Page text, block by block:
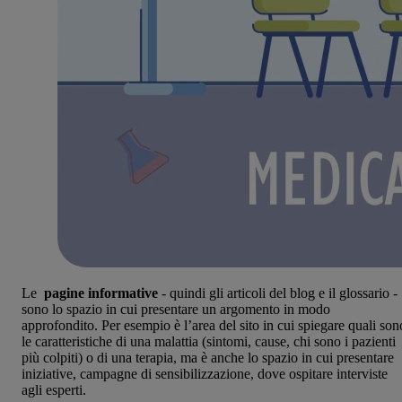
Le pagine informative - quindi gli articoli del blog e il glossario -
sono lo spazio in cui presentare un argomento in modo
approfondito. Per esempio è l’area del sito in cui spiegare quali
le caratteristiche di una malattia (sintomi, cause, chi sono i pazienti
più colpiti) o di una terapia, ma è anche lo spazio in cui presentare
iniziative, campagne di sensibilizzazione, dove ospitare interviste
agli esperti.